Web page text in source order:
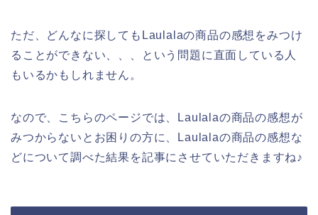
ただ、どんなに探してもLaulalaの商品の感想をみつけ
ることができない、、、という問題に直面している人
もいるかもしれません。
なので、こちらのページでは、Laulalaの商品の感想が
みつからないとお困りの方に、Laulalaの商品の感想な
どについて調べた結果を記事にさせていただきますね♪